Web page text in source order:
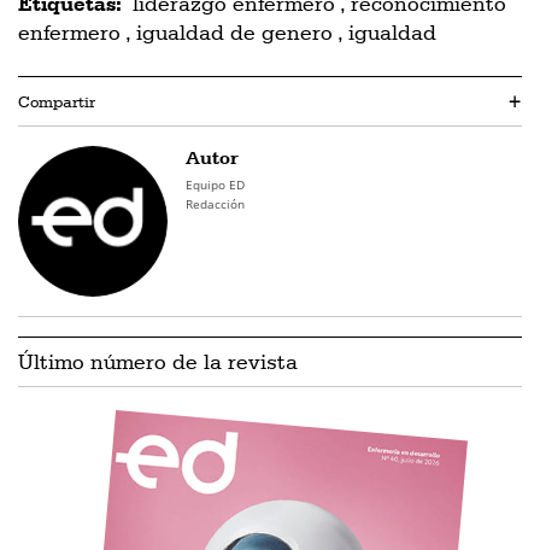
enfermero , igualdad de genero , igualdad
Compartir +
Autor
Equipo ED
Redacción
Último número de la revista